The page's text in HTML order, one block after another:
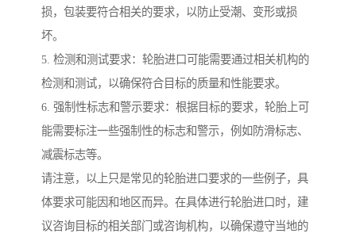
损，包装要符合相关的要求，以防止受潮、变形或损
坏。
5. 检测和测试要求：轮胎进口可能需要通过相关机构的
检测和测试，以确保符合目标的质量和性能要求。
6. 强制性标志和警示要求：根据目标的要求，轮胎上可
能需要标注一些强制性的标志和警示，例如防滑标志、
减震标志等。
请注意，以上只是常见的轮胎进口要求的一些例子，具
体要求可能因和地区而异。在具体进行轮胎进口时，建
议咨询目标的相关部门或咨询机构，以确保遵守当地的